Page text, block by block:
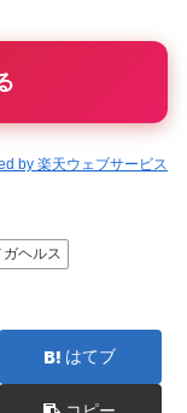
by 楽天ウェブサービス
ヘルス
はてブ